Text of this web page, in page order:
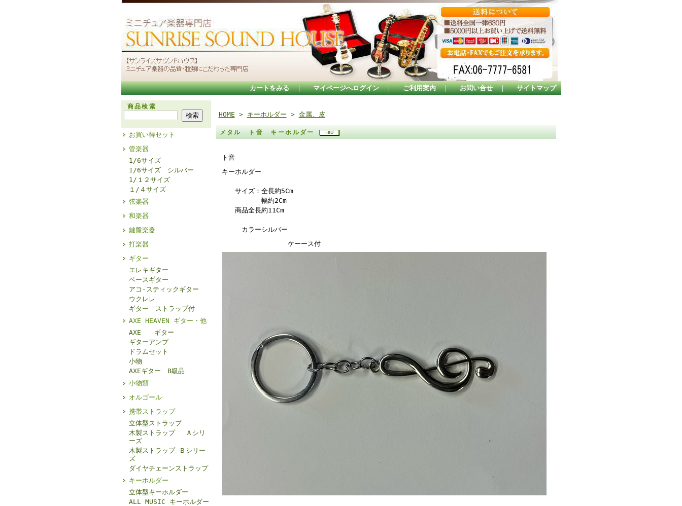
カートをみる ｜ マイページへログイン ｜ ご利用案内 ｜ お問い合せ ｜ サイトマップ
商品検索
お買い得セット
管楽器
1/6サイズ
1/6サイズ シルバー
1/１２サイズ
１/４サイズ
弦楽器
和楽器
鍵盤楽器
打楽器
ギター
エレキギター
ベースギター
アコ-スティックギター
ウクレレ
ギター ストラップ付
AXE HEAVEN ギター・他
AXE ギター
ギターアンプ
ドラムセット
小物
AXEギター B級品
小物類
オルゴール
携帯ストラップ
立体型ストラップ
木製ストラップ Ａシリ
ーズ
木製ストラップ Ｂシリー
ズ
ダイヤチェーンストラップ
キーホルダー
立体型キーホルダー
ALL MUSIC キーホルダー
HOME > キーホルダー > 金属、皮
メタル ト音 キーホルダー
ト音
キーホルダー
サイズ：全長約5Cm
幅約2Cm
商品全長約11Cm
カラーシルバー
ケーース付